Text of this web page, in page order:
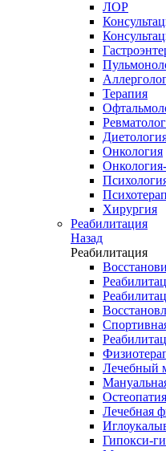
ЛОР
Терапия
Онкология
Хирургия
Реабилитация
Назад
Реабилитация
Лечебный
Остеопатия
Лечебная
Гипокси-